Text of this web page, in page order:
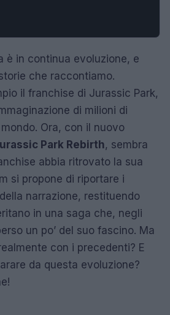
è in continua evoluzione, e
che raccontiamo.
il franchise di Jurassic Park,
di milioni di
Ora, con il nuovo
Park Rebirth, sembra
abbia ritrovato la sua
si propone di riportare i
narrazione, restituendo
in una saga che, negli
un po’ del suo fascino. Ma
con i precedenti? E
da questa evoluzione?